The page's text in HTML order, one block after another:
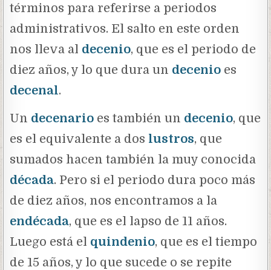
términos para referirse a periodos
administrativos. El salto en este orden
nos lleva al decenio, que es el periodo de
diez años, y lo que dura un decenio es
decenal.
Un decenario es también un decenio, que
es el equivalente a dos lustros, que
sumados hacen también la muy conocida
década. Pero si el periodo dura poco más
de diez años, nos encontramos a la
endécada, que es el lapso de 11 años.
Luego está el quindenio, que es el tiempo
de 15 años, y lo que sucede o se repite